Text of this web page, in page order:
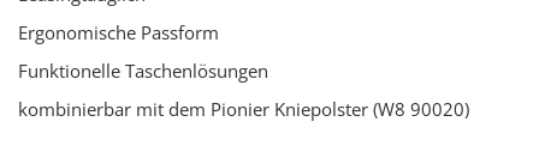
Ergonomische Passform
Funktionelle Taschenlösungen
kombinierbar mit dem Pionier Kniepolster (W8 90020)